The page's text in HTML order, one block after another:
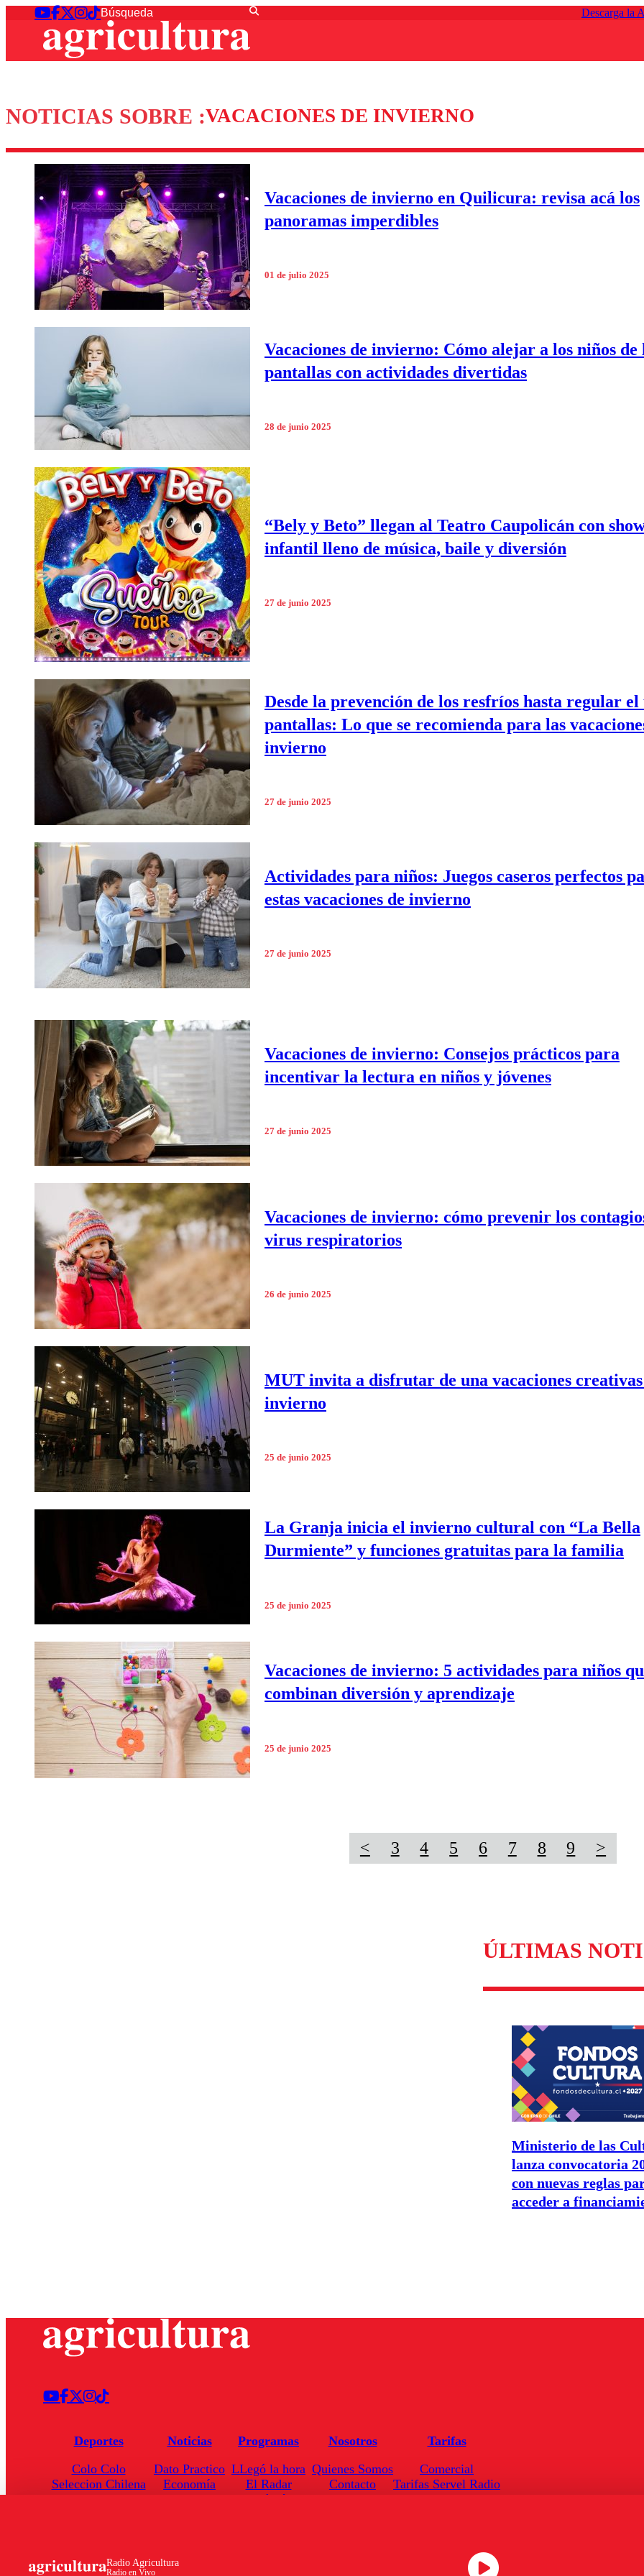
Descarga la
NOTICIAS SOBRE :VACACIONES DE INVIERNO
Vacaciones de invierno en Quilicura: revisa acá los
panoramas imperdibles
01 de julio 2025
Vacaciones de invierno: Cómo alejar a los niños de
pantallas con actividades divertidas
28 de junio 2025
“Bely y Beto” llegan al Teatro Caupolicán con
infantil lleno de música, baile y diversión
27 de junio 2025
Desde la prevención de los resfríos hasta regular el
pantallas: Lo que se recomienda para las
invierno
27 de junio 2025
Actividades para niños: Juegos caseros perfectos
estas vacaciones de invierno
27 de junio 2025
Vacaciones de invierno: Consejos prácticos para
incentivar la lectura en niños y jóvenes
27 de junio 2025
Vacaciones de invierno: cómo prevenir los
virus respiratorios
26 de junio 2025
MUT invita a disfrutar de una vacaciones creativas
invierno
25 de junio 2025
La Granja inicia el invierno cultural con “La Bella
Durmiente” y funciones gratuitas para la familia
25 de junio 2025
Vacaciones de invierno: 5 actividades para niños
combinan diversión y aprendizaje
25 de junio 2025
< 3 4 5 6 7 8 9 >
ÚLTIMAS
Ministerio de las
lanza convocatoria
con nuevas reglas
acceder a
Radio Agricultura
Radio en Vivo
Deportes
Colo Colo
Seleccion Chilena
Noticias
Dato Practico
Economía
Programas
LLegó la hora
El Radar
Enfoqué Público
Nosotros
Quienes Somos
Contacto
Tarifas
Comercial
Tarifas Servel Radio